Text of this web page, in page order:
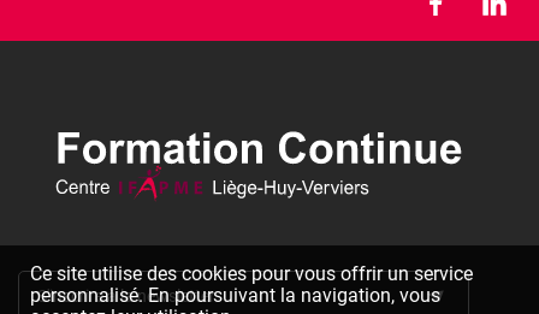
Ce site utilise des cookies pour vous offrir un service
personnalisé. En poursuivant la navigation, vous
S'inscrire à la newsletter